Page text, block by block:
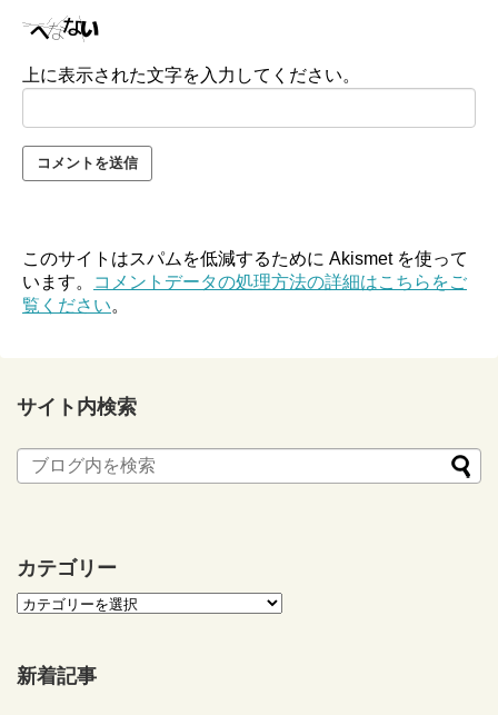
上に表示された文字を入力してください。
このサイトはスパムを低減するために Akismet を使って
います。
コメントデータの処理方法の詳細はこちらをご
覧ください。
サイト内検索
カテゴリー
新着記事